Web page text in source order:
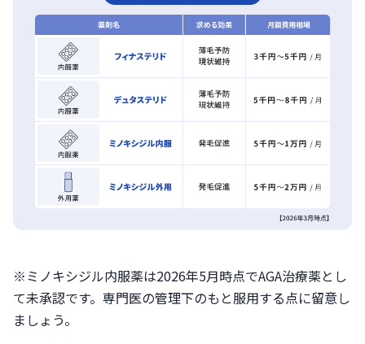
※ミノキシジル内服薬は2026年5月時点でAGA治療薬とし
て未承認です。専門医の管理下のもと服用する点に留意し
ましょう。